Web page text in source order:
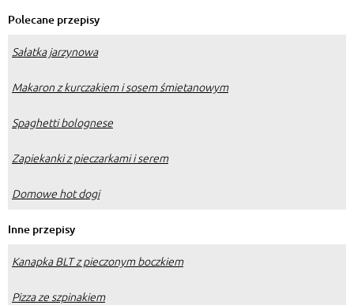
Polecane przepisy
Sałatka jarzynowa
Makaron z kurczakiem i sosem śmietanowym
Spaghetti bolognese
Zapiekanki z pieczarkami i serem
Domowe hot dogi
Inne przepisy
Kanapka BLT z pieczonym boczkiem
Pizza ze szpinakiem